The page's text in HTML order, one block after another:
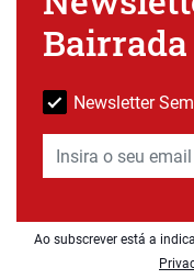
Bairrada
Newsletter
Ao subscrever está a